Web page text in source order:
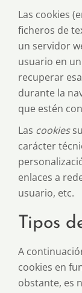
Las cookies
ficheros de
un servidor
usuario en
recuperar
durante la
que estén
Las cookies
carácter
enlaces a
usuario, etc.
Tipos
A
cookies en
obstante, es